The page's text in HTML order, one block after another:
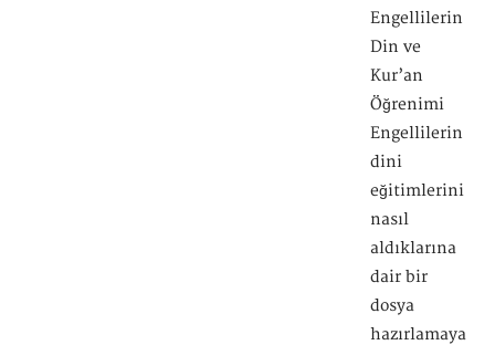
Engellilerin
Din ve
Kur’an
Öğrenimi
Engellilerin
dini
eğitimlerini
nasıl
aldıklarına
dair bir
dosya
hazırlamaya